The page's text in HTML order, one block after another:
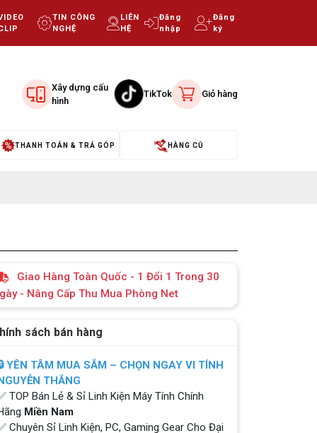
TIN CÔNG
NGHỆ
LIÊN
HỆ
Đăng
nhập
Đăng
ký
Xây dựng cấu
hình
TikTok Giỏ hàng
THANH TOÁN & TRẢ GÓP HÀNG CŨ
Giao Hàng Toàn Quốc - 1 Đổi 1 Trong 30
- Nâng Cấp Thu Mua Phòng Net
sách bán hàng
YÊN TÂM MUA SẮM – CHỌN NGAY VI TÍNH
THẮNG
TOP Bán Lẻ & Sỉ Linh Kiện Máy Tính Chính
Miền Nam
Chuyên Sỉ Linh Kiện, PC, Gaming Gear Cho Đại